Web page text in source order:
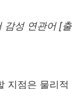
감성 연관어 [출
지점은 물리적